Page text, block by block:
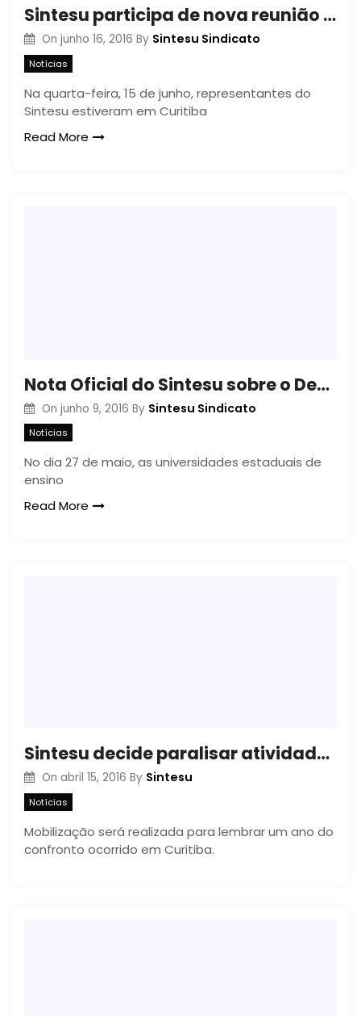
Sintesu participa de nova reunião com a Seap
On junho 16, 2016 By Sintesu Sindicato
Notícias
Na quarta-feira, 15 de junho, representantes do
Sintesu estiveram em Curitiba
Read More
Nota Oficial do Sintesu sobre o Decreto 4189/2016
On junho 9, 2016 By Sintesu Sindicato
Notícias
No dia 27 de maio, as universidades estaduais de
ensino
Read More
Sintesu decide paralisar atividades no dia 29 de abril
On abril 15, 2016 By Sintesu
Notícias
Mobilização será realizada para lembrar um ano do
confronto ocorrido em Curitiba.